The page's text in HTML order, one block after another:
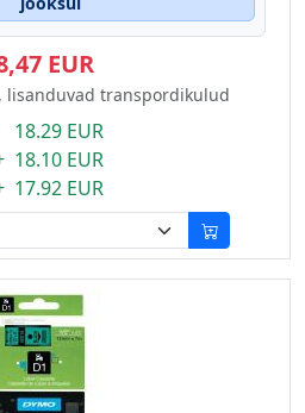
EUR
lisanduvad transpordikulud
EUR
18.10 EUR
17.92 EUR